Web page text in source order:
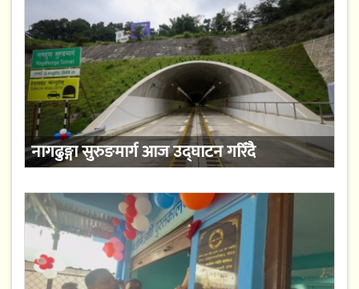
नागढुङ्गा सुरुङमार्ग आज उद्घाटन गरिँदै